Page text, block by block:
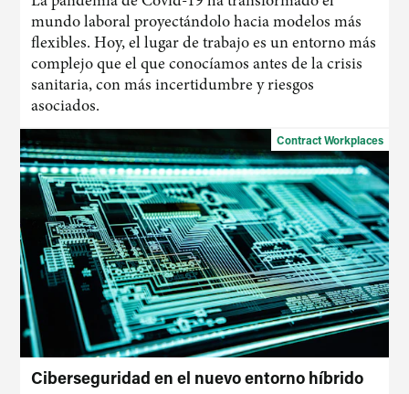
mundo laboral proyectándolo hacia modelos más
flexibles. Hoy, el lugar de trabajo es un entorno más
complejo que el que conocíamos antes de la crisis
sanitaria, con más incertidumbre y riesgos
asociados.
Ciberseguridad en el nuevo entorno híbrido
Contract Workplaces